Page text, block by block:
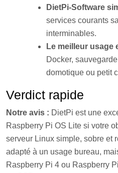
DietPi-Software
services courants
interminables.
Le meilleur usage
Docker,
domotique ou petit
Verdict rapide
Notre avis : DietPi est une
Raspberry Pi OS Lite si votre
serveur Linux simple, sobre et
adapté à un usage bureau,
Raspberry Pi 4 ou Raspberry